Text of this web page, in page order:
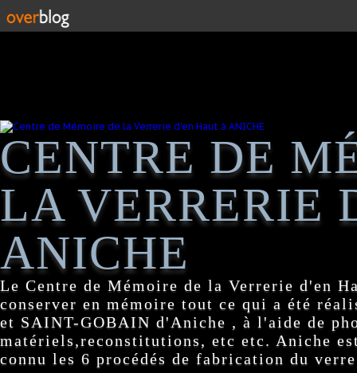
CENTRE DE
LA VERRERIE
ANICHE
Le Centre de Mémoire de la Verrerie d'en
conserver en mémoire tout ce qui a été
et SAINT-GOBAIN d'Aniche , à l'aide de
matériels,reconstitutions, etc etc. Aniche
connu les 6 procédés de fabrication du